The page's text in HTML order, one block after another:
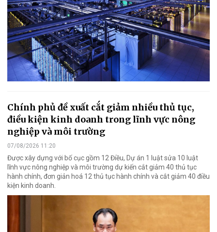
Chính phủ đề xuất cắt giảm nhiều thủ tục,
điều kiện kinh doanh trong lĩnh vực nông
nghiệp và môi trường
07/08/2026 11:20
Được xây dựng với bố cục gồm 12 Điều, Dự án 1 luật sửa 10 luật
lĩnh vực nông nghiệp và môi trường dự kiến cắt giảm 40 thủ tục
hành chính, đơn giản hoá 12 thủ tục hành chính và cắt giảm 40 điều
kiện kinh doanh.